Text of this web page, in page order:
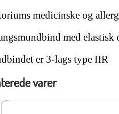
medicinske og
med elastisk
er 3-lags type IIR
varer